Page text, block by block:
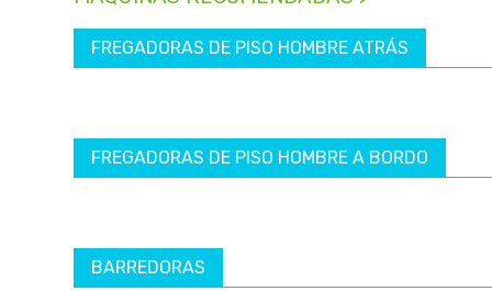
FREGADORAS DE PISO HOMBRE ATRÁS
FREGADORAS DE PISO HOMBRE A BORDO
BARREDORAS